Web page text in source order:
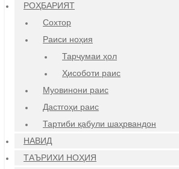
РОҲБАРИЯТ
Сохтор
Раиси ноҳия
Тарҷумаи ҳол
Ҳисоботи раис
Муовинони раис
Дастгоҳи раис
Тартиби қабули шаҳрвандон
НАВИД
ТАЪРИХИ НОҲИЯ